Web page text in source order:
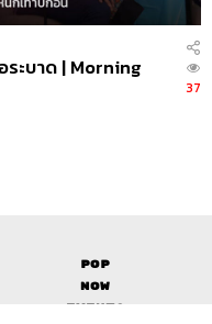
ระบาด | Morning
37
Pop
Now
Events